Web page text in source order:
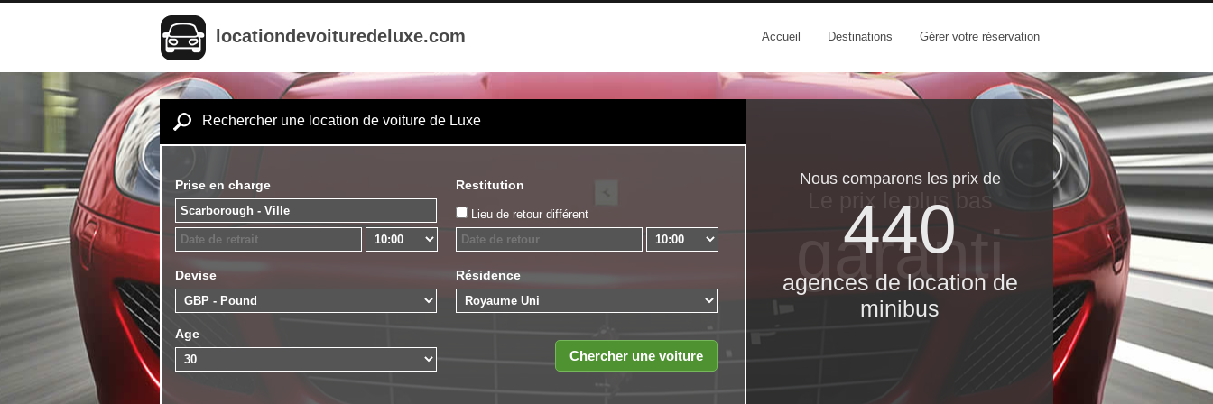
locationdevoituredeluxe.com Accueil Destinations Gérer votre réservation
Rechercher une location de voiture de Luxe
Prise en charge Restitution
Lieu de retour différent
Devise Résidence
Age
Nous comparons les prix de
440
agences de location de
minibus
Le prix le​ plus bas
garanti